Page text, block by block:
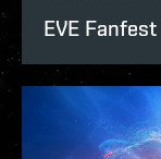
EVE